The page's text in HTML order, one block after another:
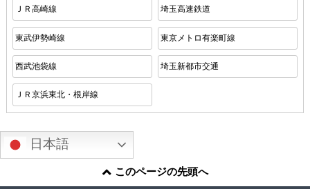
ＪＲ高崎線 埼玉高速鉄道
東武伊勢崎線 東京メトロ有楽町線
西武池袋線 埼玉新都市交通
ＪＲ京浜東北・根岸線
日本語
このページの先頭へ